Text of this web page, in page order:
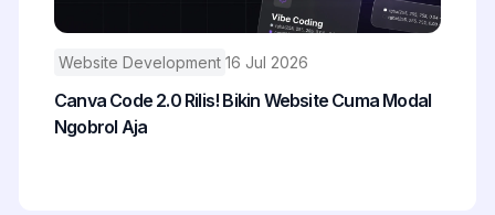
Website Development 16 Jul 2026
Canva Code 2.0 Rilis! Bikin Website Cuma Modal
Ngobrol Aja